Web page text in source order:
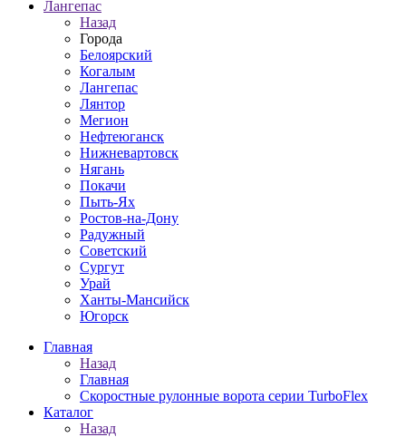
Лангепас
Назад
Города
Белоярский
Когалым
Лангепас
Лянтор
Мегион
Нефтеюганск
Нижневартовск
Нягань
Покачи
Пыть-Ях
Рoстов-на-Дону
Радужный
Советский
Сургут
Урай
Ханты-Мансийск
Югорск
Главная
Назад
Главная
Скоростные рулонные ворота серии TurboFlex
Каталог
Назад